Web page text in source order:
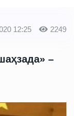
12:25 2249
–